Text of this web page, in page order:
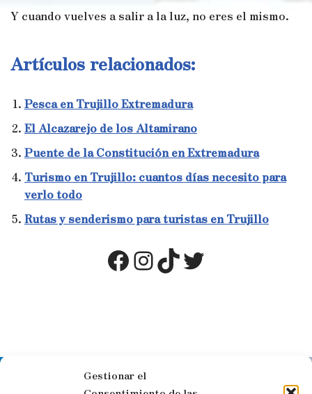
Gestionar el
Y cuando vuelves a salir a la luz, no eres el mismo.
Artículos relacionados:
Pesca en Trujillo Extremadura
El Alcazarejo de los Altamirano
Puente de la Constitución en Extremadura
Turismo en Trujillo: cuantos días necesito para
verlo todo
Rutas y senderismo para turistas en Trujillo
Síguenos en las redes sociales